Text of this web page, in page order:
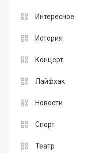
Интересное
История
Концерт
Лайфхак
Новости
Спорт
Театр